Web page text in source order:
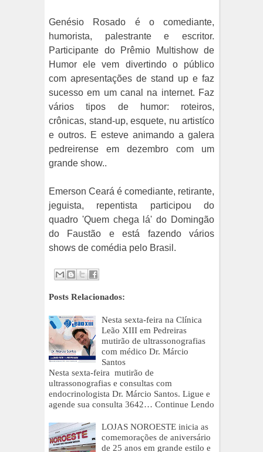
Genésio Rosado é o comediante,
humorista, palestrante e escritor.
Participante do Prêmio Multishow de
Humor ele vem divertindo o público
com apresentações de stand up e faz
sucesso em um canal na internet. Faz
vários tipos de humor: roteiros,
crônicas, stand-up, esquete, nu artistíco
e outros. E esteve animando a galera
pedreirense em dezembro com um
grande show..
Emerson Ceará é comediante, retirante,
jeguista, repentista participou do
quadro 'Quem chega lá' do Domingão
do Faustão e está fazendo vários
shows de comédia pelo Brasil.
Posts Relacionados:
Nesta sexta-feira na Clínica
Leão XIII em Pedreiras
mutirão de ultrassonografias
com médico Dr. Márcio
Santos
Nesta sexta-feira mutirão de
ultrassonografias e consultas com
endocrinologista Dr. Márcio Santos. Ligue e
agende sua consulta 3642… Continue Lendo
LOJAS NOROESTE inicia as
comemorações de aniversário
de 25 anos em grande estilo e